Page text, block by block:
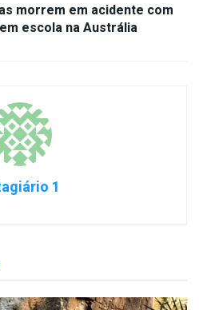
morrem em acidente com
escola na Austrália
1